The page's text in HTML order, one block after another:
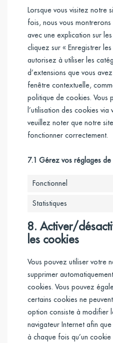
Lorsque vous visitez notre
fois, nous vous
avec une explication sur
cliquez sur « Enregistrer
autorisez à utiliser les
d’extensions que vous
fenêtre contextuelle,
politique de cookies. Vous
l’utilisation des cookies via
veuillez noter que notre
fonctionner correctement.
7.1 Gérez vos réglages de
Fonctionnel
Statistiques
8. Activer/
les cookies
Vous pouvez utiliser votre
supprimer
cookies. Vous pouvez
certains cookies ne
option consiste à modifier
navigateur Internet afin
à chaque fois qu’un